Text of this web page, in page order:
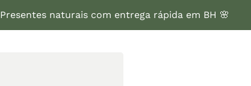
Presentes naturais com entrega rápida em BH 🌸